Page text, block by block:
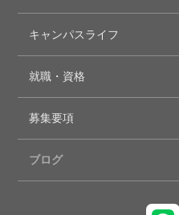
キャンパスライフ
就職・資格
募集要項
ブログ